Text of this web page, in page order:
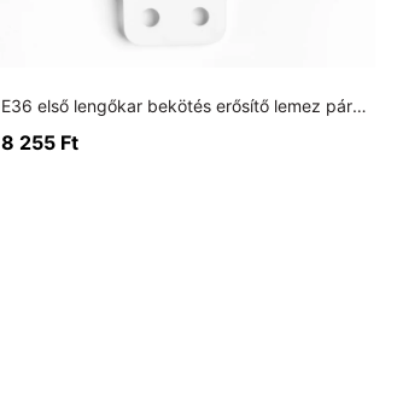
E36 első lengőkar bekötés erősítő lemez párban
8 255 Ft